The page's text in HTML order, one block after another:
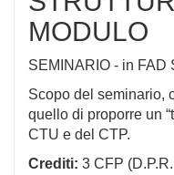
MODULO
SEMINARIO - in FAD
Scopo del seminario,
quello di proporre un
CTU e del CTP.
Crediti: 3 CFP